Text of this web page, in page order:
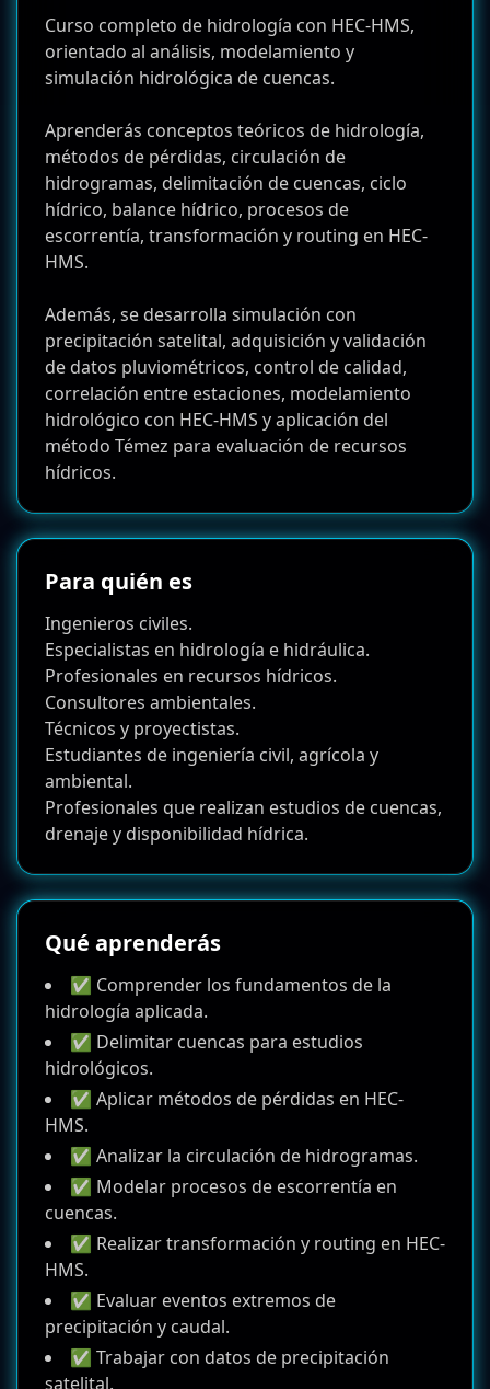
Curso completo de hidrología con HEC-HMS,
orientado al análisis, modelamiento y
simulación hidrológica de cuencas.
Aprenderás conceptos teóricos de hidrología,
métodos de pérdidas, circulación de
hidrogramas, delimitación de cuencas, ciclo
hídrico, balance hídrico, procesos de
escorrentía, transformación y routing en HEC-
HMS.
Además, se desarrolla simulación con
precipitación satelital, adquisición y validación
de datos pluviométricos, control de calidad,
correlación entre estaciones, modelamiento
hidrológico con HEC-HMS y aplicación del
método Témez para evaluación de recursos
hídricos.
Para quién es
Ingenieros civiles.
Especialistas en hidrología e hidráulica.
Profesionales en recursos hídricos.
Consultores ambientales.
Técnicos y proyectistas.
Estudiantes de ingeniería civil, agrícola y
ambiental.
Profesionales que realizan estudios de cuencas,
drenaje y disponibilidad hídrica.
Qué aprenderás
✅ Comprender los fundamentos de la
hidrología aplicada.
✅ Delimitar cuencas para estudios
hidrológicos.
✅ Aplicar métodos de pérdidas en HEC-
HMS.
✅ Analizar la circulación de hidrogramas.
✅ Modelar procesos de escorrentía en
cuencas.
✅ Realizar transformación y routing en HEC-
HMS.
✅ Evaluar eventos extremos de
precipitación y caudal.
✅ Trabajar con datos de precipitación
satelital.